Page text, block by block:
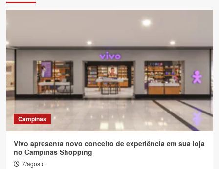
Campinas
Vivo apresenta novo conceito de experiência em sua loja
no Campinas Shopping
7/agosto